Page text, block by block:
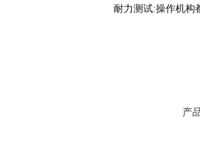
耐力测试:操作机构
产